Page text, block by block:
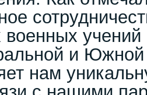
военных
и
нам